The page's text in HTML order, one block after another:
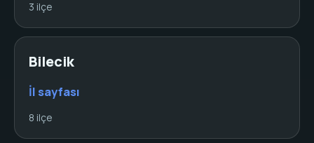
3 ilçe
Bilecik
İl sayfası
8 ilçe